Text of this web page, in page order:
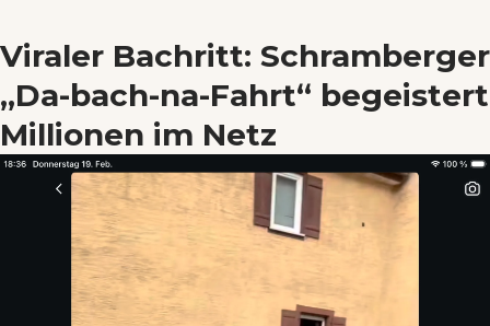
Neckarline
Wenn Orte erzählen ...
- Anzeige -
Viraler Bachritt: Schramberger
„Da-bach-na-Fahrt“ begeistert
Millionen im Netz